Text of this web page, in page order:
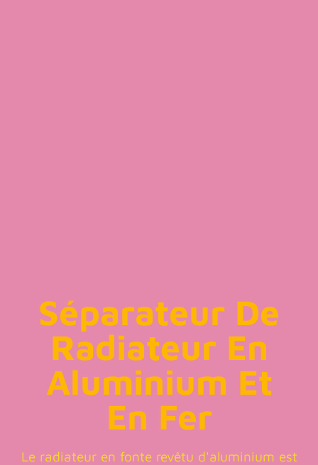
Séparateur De
Radiateur En
Aluminium Et
En Fer
Le radiateur en fonte revêtu d'aluminium est